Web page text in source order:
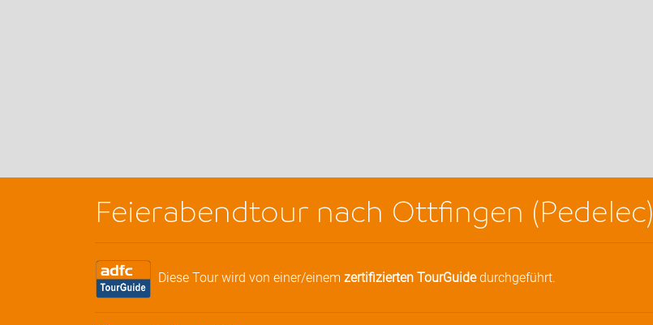
Feierabendtour nach Ottfingen (Pedelec)
Diese Tour wird von einer/einem zertifizierten TourGuidedurchgeführt.